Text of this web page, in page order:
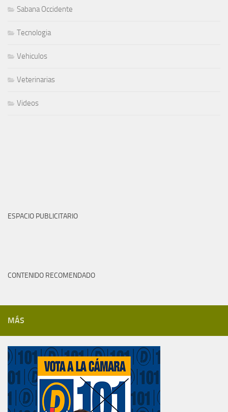
Sabana Occidente
Tecnologia
Vehiculos
Veterinarias
Videos
ESPACIO PUBLICITARIO
CONTENIDO RECOMENDADO
MÁS